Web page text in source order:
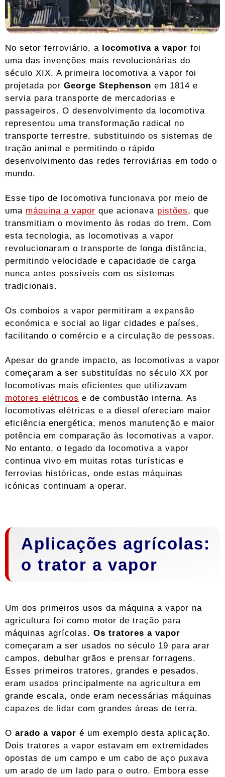
No setor ferroviário, a locomotiva a vapor foi
uma das invenções mais revolucionárias do
século XIX. A primeira locomotiva a vapor foi
projetada por George Stephenson em 1814 e
servia para transporte de mercadorias e
passageiros. O desenvolvimento da locomotiva
representou uma transformação radical no
transporte terrestre, substituindo os sistemas de
tração animal e permitindo o rápido
desenvolvimento das redes ferroviárias em todo o
mundo.
Esse tipo de locomotiva funcionava por meio de
uma máquina a vapor que acionava pistões, que
transmitiam o movimento às rodas do trem. Com
esta tecnologia, as locomotivas a vapor
revolucionaram o transporte de longa distância,
permitindo velocidade e capacidade de carga
nunca antes possíveis com os sistemas
tradicionais.
Os comboios a vapor permitiram a expansão
económica e social ao ligar cidades e países,
facilitando o comércio e a circulação de pessoas.
Apesar do grande impacto, as locomotivas a vapor
começaram a ser substituídas no século XX por
locomotivas mais eficientes que utilizavam
motores elétricos e de combustão interna. As
locomotivas elétricas e a diesel ofereciam maior
eficiência energética, menos manutenção e maior
potência em comparação às locomotivas a vapor.
No entanto, o legado da locomotiva a vapor
continua vivo em muitas rotas turísticas e
ferrovias históricas, onde estas máquinas
icónicas continuam a operar.
Aplicações agrícolas:
o trator a vapor
Um dos primeiros usos da máquina a vapor na
agricultura foi como motor de tração para
máquinas agrícolas. Os tratores a vapor
começaram a ser usados ​​​​no século 19 para arar
campos, debulhar grãos e prensar forragens.
Esses primeiros tratores, grandes e pesados,
eram usados ​​principalmente na agricultura em
grande escala, onde eram necessárias máquinas
capazes de lidar com grandes áreas de terra.
O arado a vapor é um exemplo desta aplicação.
Dois tratores a vapor estavam em extremidades
opostas de um campo e um cabo de aço puxava
um arado de um lado para o outro. Embora esse